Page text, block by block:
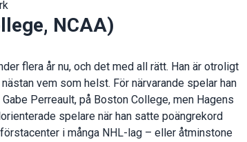
NCAA)
flera år nu, och det med all rätt. Han är otroligt
vem som helst. För närvarande spelar han
Perreault, på Boston College, men Hagens
spelare när han satte poängrekord
i många NHL-lag – eller åtminstone